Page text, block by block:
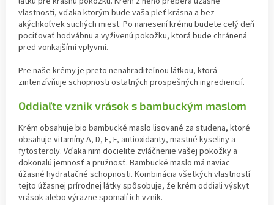
vlastnosti, vďaka ktorým bude vaša pleť krásna a bez
akýchkoľvek suchých miest. Po nanesení krému budete celý deň
pociťovať hodvábnu a vyživenú pokožku, ktorá bude chránená
pred vonkajšími vplyvmi.
Pre naše krémy je preto nenahraditeľnou látkou, ktorá
zintenzívňuje schopnosti ostatných prospešných ingrediencií.
Oddiaľte vznik vrások s bambuckým maslom
Krém obsahuje bio bambucké maslo lisované za studena, ktoré
obsahuje vitamíny A, D, E, F, antioxidanty, mastné kyseliny a
fytosteroly. Vďaka nim docielite zvláčnenie vašej pokožky a
dokonalú jemnosť a pružnosť. Bambucké maslo má naviac
úžasné hydratačné schopnosti. Kombinácia všetkých vlastností
tejto úžasnej prírodnej látky spôsobuje, že krém oddiali výskyt
vrások alebo výrazne spomalí ich vznik.